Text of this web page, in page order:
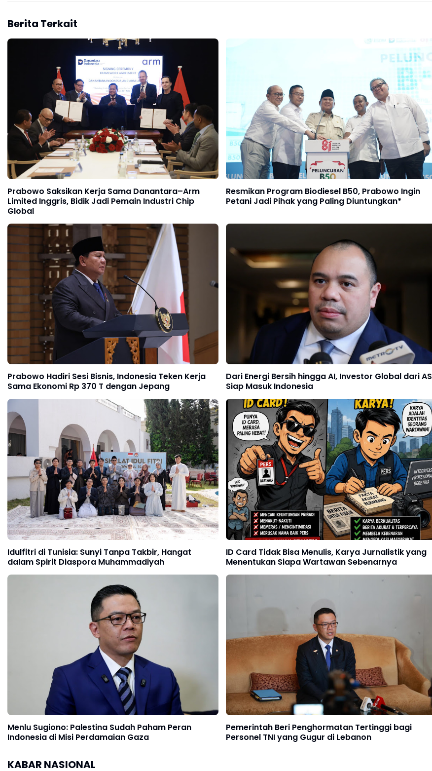
Berita Terkait
Prabowo Saksikan Kerja Sama Danantara–Arm
Limited Inggris, Bidik Jadi Pemain Industri Chip
Global
Resmikan Program Biodiesel B50, Prabowo Ingin
Petani Jadi Pihak yang Paling Diuntungkan*
Prabowo Hadiri Sesi Bisnis, Indonesia Teken Kerja
Sama Ekonomi Rp 370 T dengan Jepang
Dari Energi Bersih hingga AI, Investor Global dari AS
Siap Masuk Indonesia
Idulfitri di Tunisia: Sunyi Tanpa Takbir, Hangat
dalam Spirit Diaspora Muhammadiyah
ID Card Tidak Bisa Menulis, Karya Jurnalistik yang
Menentukan Siapa Wartawan Sebenarnya
Menlu Sugiono: Palestina Sudah Paham Peran
Indonesia di Misi Perdamaian Gaza
Pemerintah Beri Penghormatan Tertinggi bagi
Personel TNI yang Gugur di Lebanon
KABAR NASIONAL